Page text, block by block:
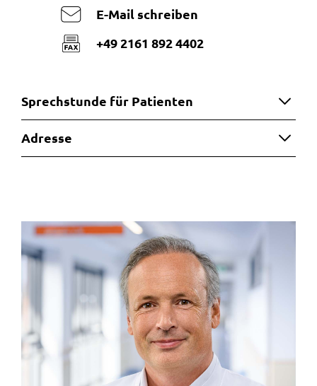
E-Mail schreiben
+49 2161 892 4402
Sprechstunde für Patienten
Adresse